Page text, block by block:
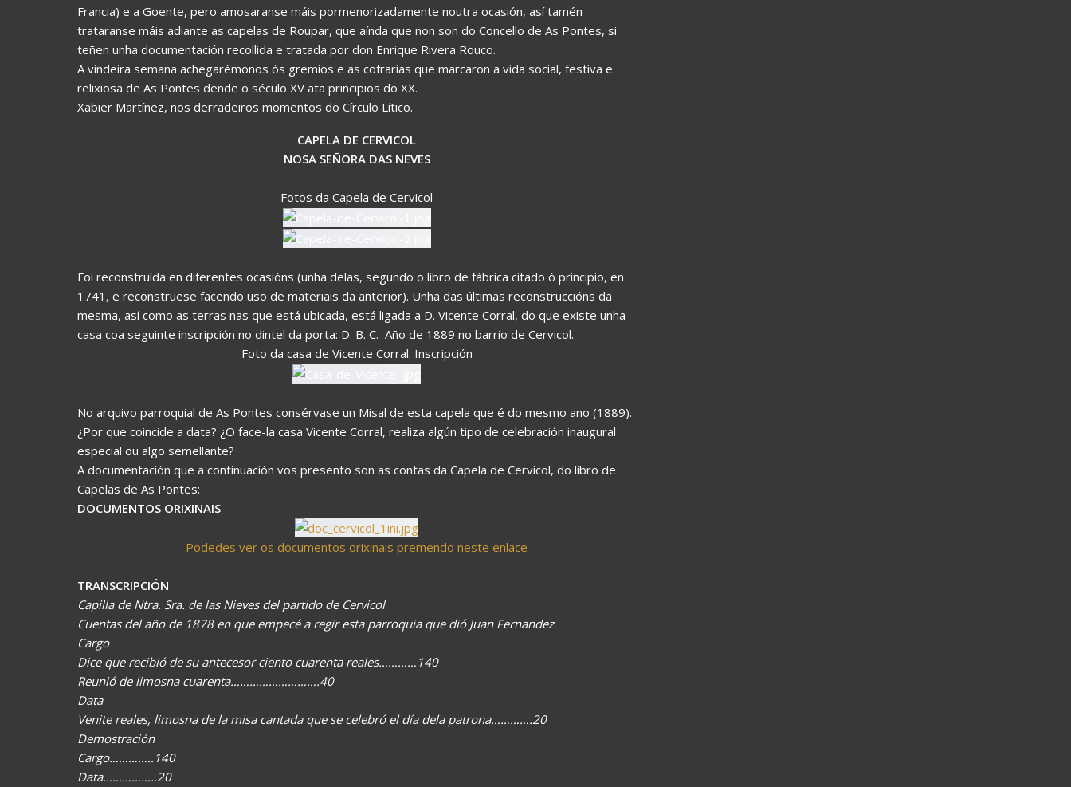
Francia) e a Goente, pero amosaranse máis pormenorizadamente noutra ocasión, así tamén
trataranse máis adiante as capelas de Roupar, que aínda que non son do Concello de As Pontes, si
teñen unha documentación recollida e tratada por don Enrique Rivera Rouco.
A vindeira semana achegarémonos ós gremios e as cofrarías que marcaron a vida social, festiva e
relixiosa de As Pontes dende o século XV ata principios do XX.
Xabier Martínez, nos derradeiros momentos do Círculo Lítico.
CAPELA DE CERVICOL
NOSA SEÑORA DAS NEVES
Fotos da Capela de Cervicol
Foi reconstruída en diferentes ocasións (unha delas, segundo o libro de fábrica citado ó principio, en
1741, e reconstruese facendo uso de materiais da anterior). Unha das últimas reconstruccións da
mesma, así como as terras nas que está ubicada, está ligada a D. Vicente Corral, do que existe unha
casa coa seguinte inscripción no dintel da porta: D. B. C.  Año de 1889 no barrio de Cervicol.
Foto da casa de Vicente Corral. Inscripción
No arquivo parroquial de As Pontes consérvase un Misal de esta capela que é do mesmo ano (1889).
¿Por que coincide a data? ¿O face-la casa Vicente Corral, realiza algún tipo de celebración inaugural
especial ou algo semellante?
A documentación que a continuación vos presento son as contas da Capela de Cervicol, do libro de
Capelas de As Pontes:
DOCUMENTOS ORIXINAIS
Podedes ver os documentos orixinais premendo neste enlace
TRANSCRIPCIÓN
Capilla de Ntra. Sra. de las Nieves del partido de Cervicol
Cuentas del año de 1878 en que empecé a regir esta parroquia que dió Juan Fernandez
Cargo
Dice que recibió de su antecesor ciento cuarenta reales…………140
Reunió de limosna cuarenta……………………….40
Data
Venite reales, limosna de la misa cantada que se celebró el día dela patrona………….20
Demostración
Cargo…………..140
Data……………..20